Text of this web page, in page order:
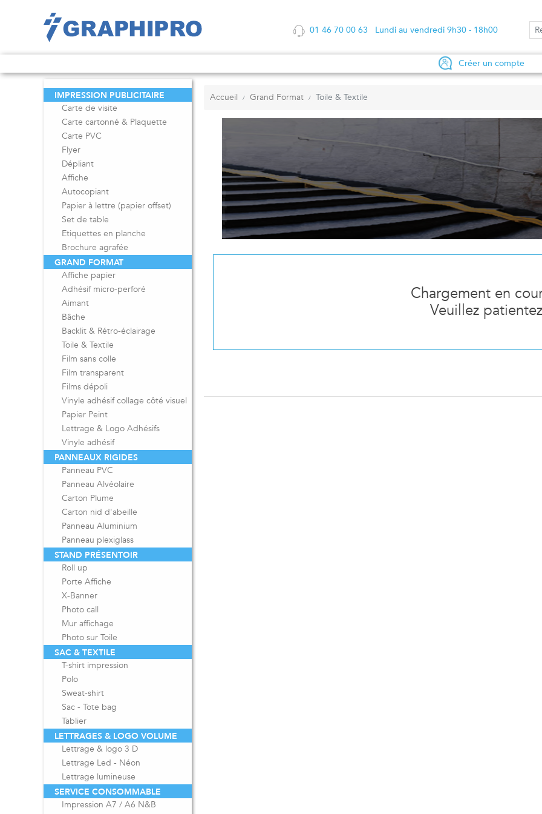
01 46 70 00 63 Lundi au vendredi 9h30 - 18h00
Créer un compte
IMPRESSION PUBLICITAIRE
Carte de visite
Carte cartonné & Plaquette
Carte PVC
Flyer
Dépliant
Affiche
Autocopiant
Papier à lettre (papier offset)
Set de table
Etiquettes en planche
Brochure agrafée
GRAND FORMAT
Affiche papier
Adhésif micro-perforé
Aimant
Bâche
Backlit & Rétro-éclairage
Toile & Textile
Film sans colle
Film transparent
Films dépoli
Vinyle adhésif collage côté visuel
Papier Peint
Lettrage & Logo Adhésifs
Vinyle adhésif
PANNEAUX RIGIDES
Panneau PVC
Panneau Alvéolaire
Carton Plume
Carton nid d'abeille
Panneau Aluminium
Panneau plexiglass
STAND PRÉSENTOIR
Roll up
Porte Affiche
X-Banner
Photo call
Mur affichage
Photo sur Toile
SAC & TEXTILE
T-shirt impression
Polo
Sweat-shirt
Sac - Tote bag
Tablier
LETTRAGES & LOGO VOLUME
Lettrage & logo 3 D
Lettrage Led - Néon
Lettrage lumineuse
SERVICE CONSOMMABLE
Impression A7 / A6 N&B
Accueil Grand Format Toile & Textile
Chargement en
Veuillez patientez